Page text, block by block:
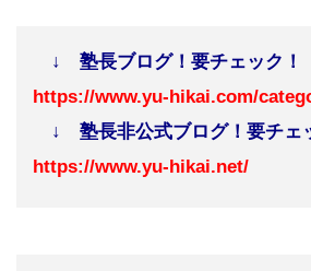
↓ 塾長ブログ！要チェック
https://www.yu-hikai.com/
↓ 塾長非公式ブログ！要チェ
https://www.yu-hikai.net/